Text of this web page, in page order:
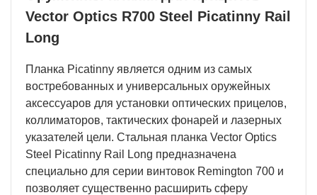
Vector Optics R700 Steel Picatinny Rail
Long
Планка Picatinny является одним из самых
востребованных и универсальных оружейных
аксессуаров для установки оптических прицелов,
коллиматоров, тактических фонарей и лазерных
указателей цели. Стальная планка Vector Optics
Steel Picatinny Rail Long предназначена
специально для серии винтовок Remington 700 и
позволяет существенно расширить сферу